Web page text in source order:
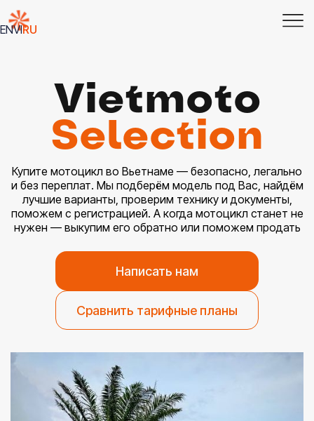
ENVIRU
Vietmoto
Selection
Купите мотоцикл во Вьетнаме — безопасно, легально
и без переплат. Мы подберём модель под Вас, найдём
лучшие варианты, проверим технику и документы,
поможем с регистрацией. А когда мотоцикл станет не
нужен — выкупим его обратно или поможем продать
Написать нам
Сравнить тарифные планы